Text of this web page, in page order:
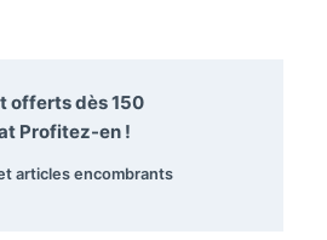
offerts dès150
Profitez-en !
articles encombrants